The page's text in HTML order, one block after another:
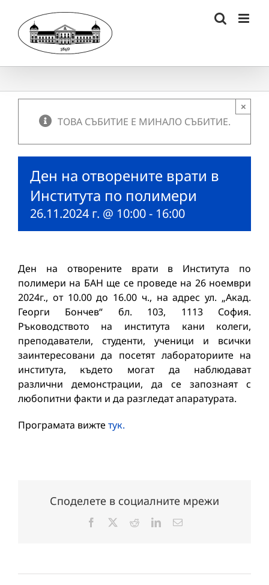
content
ТОВА СЪБИТИЕ Е МИНАЛО СЪБИТИЕ.
×
Ден на отворените врати в
Института по полимери
26.11.2024 г. @ 10:00- 16:00
Ден на отворените врати в Института по
полимери на БАН ще се проведе на 26 ноември
2024г., от 10.00 до 16.00 ч., на адрес ул. „Акад.
Георги Бончев“ бл. 103, 1113 София.
Ръководството на института кани колеги,
преподаватели, студенти, ученици и всички
заинтересовани да посетят лабораториите на
института, където могат да наблюдават
различни демонстрации, да се запознаят с
любопитни факти и да разгледат апаратурата.
Програмата вижте тук.
Споделете в социалните мрежи
Facebook RedditLinkedInЕлектронна